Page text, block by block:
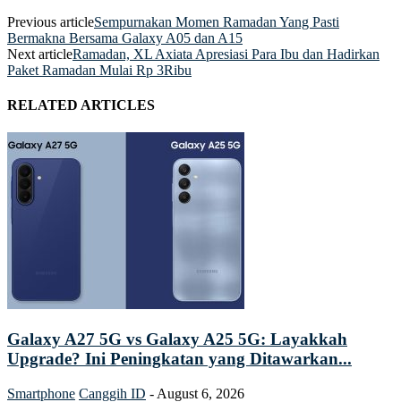
Previous articleSempurnakan Momen Ramadan Yang Pasti
Bermakna Bersama Galaxy A05 dan A15
Next articleRamadan, XL Axiata Apresiasi Para Ibu dan Hadirkan
Paket Ramadan Mulai Rp 3Ribu
RELATED ARTICLES
Galaxy A27 5G vs Galaxy A25 5G: Layakkah
Upgrade? Ini Peningkatan yang Ditawarkan...
Smartphone Canggih ID - August 6, 2026